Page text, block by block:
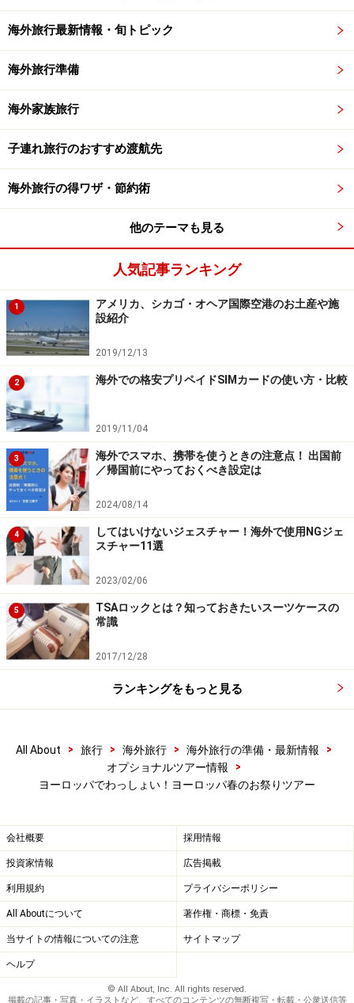
アルル 復活祭のフェリア 勇ましく美しい闘牛士と牛の戦
いは一見の価値あり
催される闘牛。古くから雄牛が生息するカマルグ地方で
は、闘牛は長く続く伝統であり、このアルルの復活祭の
として位置づけられています。プロになる前の闘牛士と
3歳以下の若い雄牛が初舞台を踏む新人戦や、牛の角に
くくりつけたコカルドというものを素手で取る、という
プロヴァンス独特の戦いなど見所が満載です。
アルル観光局 公式ウェブサイト
■イギリス グロスターのチーズ転がし祭り
チーズも競技者も転がる、転がる グロスターのチーズ祭り
人気の観光地コッツウォルズ地方のグロスター近郊で春
に行われる珍イベントです。丘の上から地元で生産され
る、円筒形のチーズを競技者たちが追いかける、という
単純なレースですが、時速100kmをも超える速度で転が
るチーズを追いかけ、競技者たちもまたしばし転がりな
がら駆け下りるため、怪我人も続出とか。このチーズ転
がしは、日本のテレビ番組で紹介されてから一気に知名
度が上がりました。
ロンドン発 グロスターのチーズ転がし祭り 日帰
りツアー (大人 58ポンド～)
グロスターのチーズ転がし祭り 公式ウェブサイト
■ベルギー イーペルネコ祭り
3年に1度、フランスとの国境の街イーペルで行われる、
お祭り。巨大な猫たちのパレードや、猫に仮装した人た
ちやフェイスペイントをした子どもたち、クライマック
スの猫投げなど、街中が猫で埋め尽くされます。人口4
万人ほどで普段は静かな街ですが、この日ばかりは世界
中から観光客が集まります。猫好きにはもちろん、旅の
土産話に一風変わった体験がしたい方には是非おすすめ
海外旅行最新情報・旬トピック
海外旅行準備
海外家族旅行
子連れ旅行のおすすめ渡航先
海外旅行の得ワザ・節約術
他のテーマも見る
人気記事ランキング
1
アメリカ、シカゴ・オヘア国際空港のお土産や施
設紹介
2019/12/13
2 海外での格安プリペイドSIMカードの使い方・比較
2019/11/04
3
海外でスマホ、携帯を使うときの注意点！ 出国前
／帰国前にやっておくべき設定は
2024/08/14
4
してはいけないジェスチャー！海外で使用NGジェ
スチャー11選
2023/02/06
5
TSAロックとは？知っておきたいスーツケースの
常識
2017/12/28
ランキングをもっと見る
All About > 旅行 > 海外旅行 > 海外旅行の準備・最新情報
>
オプショナルツアー情報
>
ヨーロッパでわっしょい！ヨーロッパ春のお祭りツアー
会社概要 採用情報
投資家情報 広告掲載
利用規約 プライバシーポリシー
All Aboutについて 著作権・商標・免責
当サイトの情報についての注意 サイトマップ
ヘルプ
© All About, Inc. All rights reserved.
掲載の記事・写真・イラストなど、すべてのコンテンツの無断複写・転載・公衆送信等